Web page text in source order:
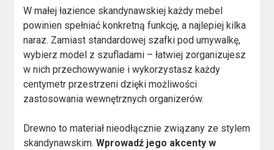
W małej łazience skandynawskiej każdy mebel
powinien spełniać konkretną funkcję, a najlepiej kilka
naraz. Zamiast standardowej szafki pod umywalkę,
wybierz model z szufladami – łatwiej zorganizujesz
w nich przechowywanie i wykorzystasz każdy
centymetr przestrzeni dzięki możliwości
zastosowania wewnętrznych organizerów.
Drewno to materiał nieodłącznie związany ze stylem
skandynawskim.Wprowadź jego akcenty w